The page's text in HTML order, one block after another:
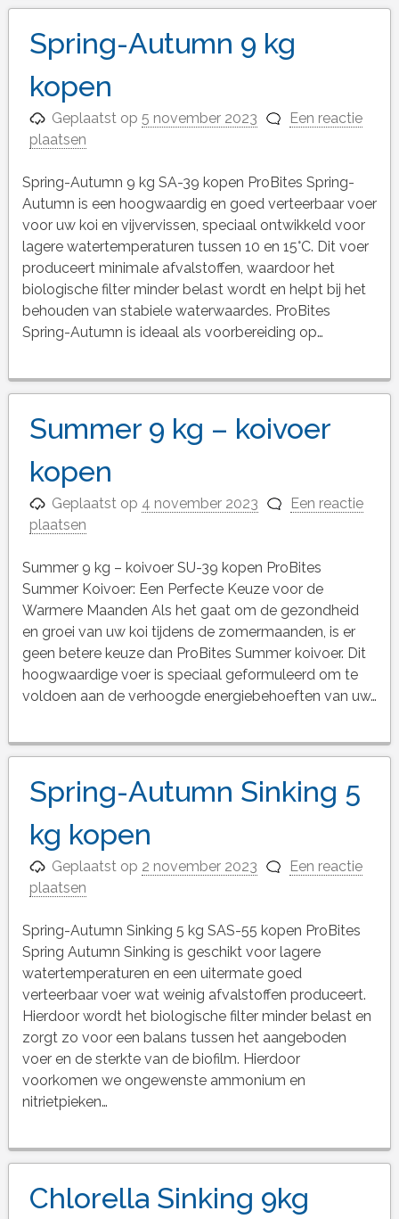
Spring-Autumn 9 kg
kopen
Geplaatst op5 november 2023
Een reactie
plaatsen
Spring-Autumn 9 kg SA-39 kopen ProBites Spring-
Autumn is een hoogwaardig en goed verteerbaar voer
voor uw koi en vijvervissen, speciaal ontwikkeld voor
lagere watertemperaturen tussen 10 en 15°C. Dit voer
produceert minimale afvalstoffen, waardoor het
biologische filter minder belast wordt en helpt bij het
behouden van stabiele waterwaardes. ProBites
Spring-Autumn is ideaal als voorbereiding op…
Summer 9 kg – koivoer
kopen
Geplaatst op 4 november 2023
Een reactie
plaatsen
Summer 9 kg – koivoer SU-39 kopen ProBites
Summer Koivoer: Een Perfecte Keuze voor de
Warmere Maanden Als het gaat om de gezondheid
en groei van uw koi tijdens de zomermaanden, is er
geen betere keuze dan ProBites Summer koivoer. Dit
hoogwaardige voer is speciaal geformuleerd om te
voldoen aan de verhoogde energiebehoeften van uw…
Spring-Autumn Sinking 5
kg kopen
Geplaatst op 2 november 2023
Een reactie
plaatsen
Spring-Autumn Sinking 5 kg SAS-55 kopen ProBites
Spring Autumn Sinking is geschikt voor lagere
watertemperaturen en een uitermate goed
verteerbaar voer wat weinig afvalstoffen produceert.
Hierdoor wordt het biologische filter minder belast en
zorgt zo voor een balans tussen het aangeboden
voer en de sterkte van de biofilm. Hierdoor
voorkomen we ongewenste ammonium en
nitrietpieken…
Chlorella Sinking 9kg